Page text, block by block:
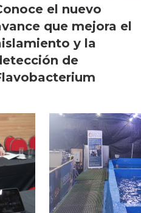
el nuevo
que mejora el
y la
de